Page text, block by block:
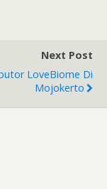
Next Post
LoveBiome Di
Mojokerto